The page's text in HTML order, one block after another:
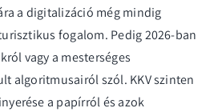
a digitalizáció még mindig
fogalom. Pedig 2026-ban
vagy a mesterséges
algoritmusairól szól. KKV szinten
a papírról és azok